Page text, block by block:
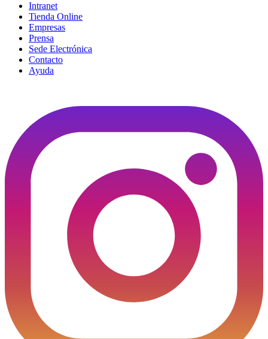
Intranet
Tienda Online
Empresas
Prensa
Sede Electrónica
Contacto
Ayuda